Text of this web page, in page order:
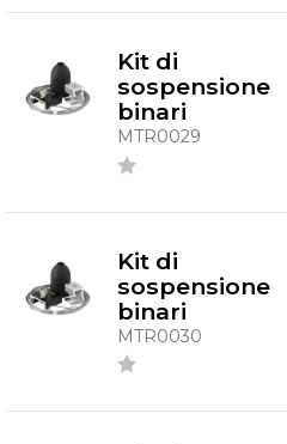
Kit di
sospensione
binari
MTR0029
Kit di
sospensione
binari
MTR0030